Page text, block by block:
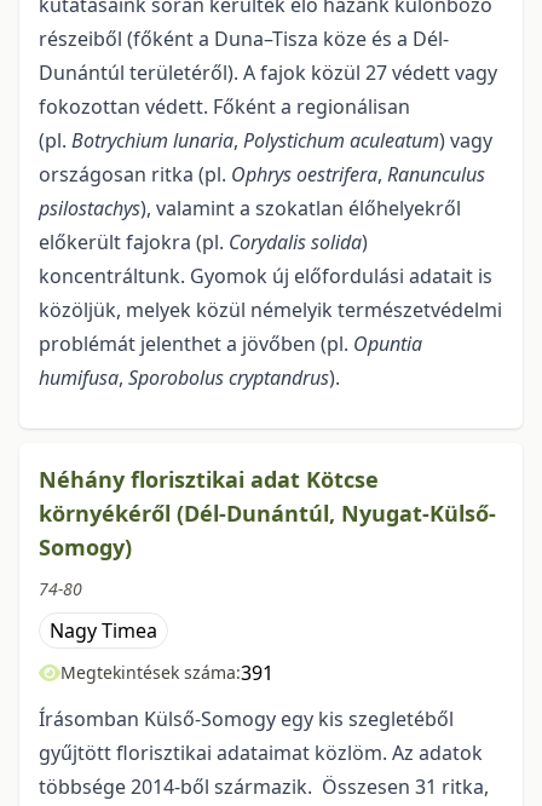
részeiből (főként a Duna–Tisza köze és a Dél-
Dunántúl területéről). A fajok közül 27 védett vagy
fokozot­tan védett. Főként a regionálisan
(pl. Botrychium lunaria, Polystichum aculeatum) vagy
országosan ritka (pl. Ophrys oestrifera, Ranunculus
psilostachys), valamint a szokatlan élőhelyekről
előkerült fajokra (pl. Corydalis solida)
koncentráltunk. Gyomok új előfordulási adatait is
közöljük, me­lyek közül némelyik ter­mészetvédelmi
problémát jelenthet a jövőben (pl. Opuntia
humifusa, Sporobolus cryptandrus).
Néhány florisztikai adat Kötcse
környékéről (Dél-Dunántúl, Nyugat-Külső-
Somogy)
74-80
Nagy Timea
Megtekintések száma:391
Írásomban Külső-Somogy egy kis szegletéből
gyűjtött florisztikai adataimat közlöm. Az adatok
többsége 2014-ből származik. Összesen 31 ritka,